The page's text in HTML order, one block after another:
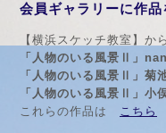
会員ギャラリーに作
【横浜スケッチ教室】か
「人物のいる風景Ⅱ」
「人物のいる風景Ⅱ」菊
「人物のいる風景Ⅱ」小
これらの作品は こちら